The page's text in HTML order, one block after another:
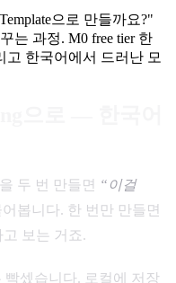
으로 만들까요?"
는 과정. M0 free tier 한
고 한국어에서 드러난 모
두 번 만들면 “이걸
봅니다. 한 번만 만들면
보는 거죠.
빡셌습니다. 로컬에 저장